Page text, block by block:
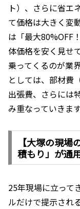
ト）、さらに省エ
て価格は大きく変
は「最大80%OFF
体価格を安く見せ
乗ってくるのが業
としては、部材費
出張費、さらには
み重なっていきます
【大塚の現
積もり」が通
25年現場に立って
ルだけで提示され